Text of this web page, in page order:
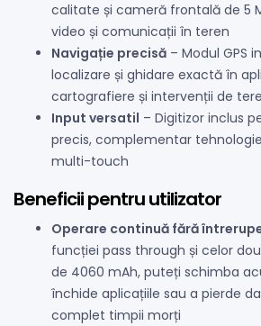
calitate și cameră frontală de 5
video și comunicații în teren
Navigație precisă – Modul GPS
localizare și ghidare exactă în
cartografiere și intervenții de
Input versatil – Digitizor inclus
precis, complementar
multi-touch
Beneficii pentru utilizator
Operare continuă fără
funcției pass through și celor
de 4060 mAh, puteți schimba
închide aplicațiile sau a pierde
complet timpii morți